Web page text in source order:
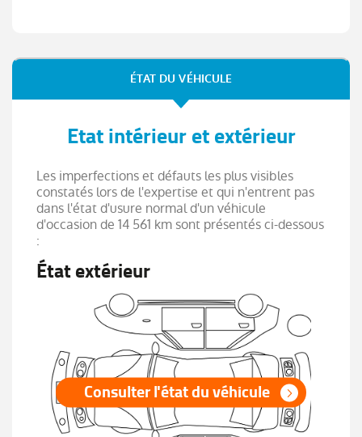
ÉTAT DU VÉHICULE
Etat intérieur et extérieur
Les imperfections et défauts les plus visibles
constatés lors de l'expertise et qui n'entrent pas
dans l'état d'usure normal d'un véhicule
d'occasion de 14 561 km sont présentés ci-dessous
:
État extérieur
Consulter l'état du véhicule